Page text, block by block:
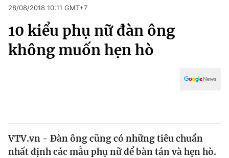
Chuyên mục
Chính trị
Pháp luật
Kinh tế
Thể thao
Truyền hình
28/08/2018 10:11 GMT+7
10 kiểu phụ nữ đàn ông
không muốn hẹn hò
VTV.vn - Đàn ông cũng có những tiêu chuẩn
nhất định các mẫu phụ nữ để bàn tán và hẹn hò.